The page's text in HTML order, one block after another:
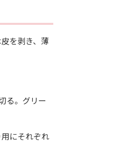
を剥き、薄
る。グリー
にそれぞれ